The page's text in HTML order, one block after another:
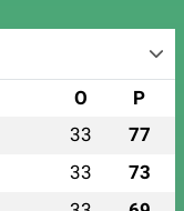
O P
33 77
33 73